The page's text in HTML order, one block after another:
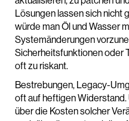
Lösungen lassen sich nicht
würde man Öl und Wasser
Systemänderungen
Sicherheitsfunktionen oder
oft zu riskant.
Bestrebungen, Legacy-
oft auf heftigen
über die Kosten solcher